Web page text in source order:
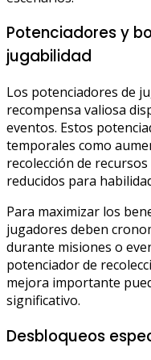
Potenciadores y
jugabilidad
Los potenciadores de
recompensa valiosa
eventos. Estos
temporales como
recolección de
reducidos para
Para maximizar los
jugadores deben
durante misiones o
potenciador de
mejora importante
significativo.
Desbloqueos